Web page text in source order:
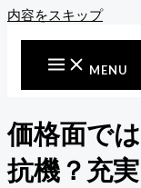
内容をスキップ
MENU
価格面で
抗機？充